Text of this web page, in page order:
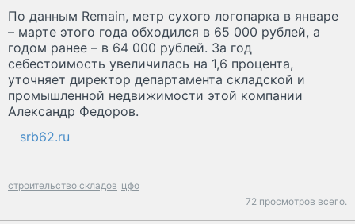
По данным Remain, метр сухого логопарка в январе
– марте этого года обходился в 65 000 рублей, а
годом ранее – в 64 000 рублей. За год
себестоимость увеличилась на 1,6 процента,
уточняет директор департамента складской и
промышленной недвижимости этой компании
Александр Федоров.
srb62.ru
строительство складов цфо
72 просмотров всего.